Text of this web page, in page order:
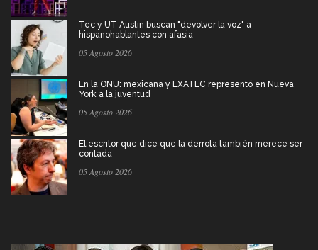
Tec y UT Austin buscan "devolver la voz" a
hispanohablantes con afasia
05 Agosto 2026
En la ONU: mexicana y EXATEC representó en Nueva
York a la juventud
05 Agosto 2026
El escritor que dice que la derrota también merece ser
contada
05 Agosto 2026